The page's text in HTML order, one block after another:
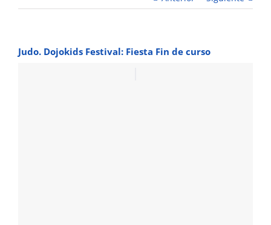
Judo. Dojokids Festival: Fiesta Fin de curso